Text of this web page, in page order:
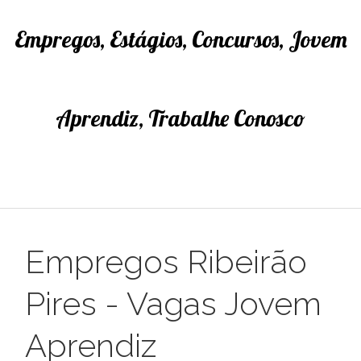
Empregos, Estágios, Concursos, Jovem
Aprendiz, Trabalhe Conosco
Empregos Ribeirão
Pires - Vagas Jovem
Aprendiz